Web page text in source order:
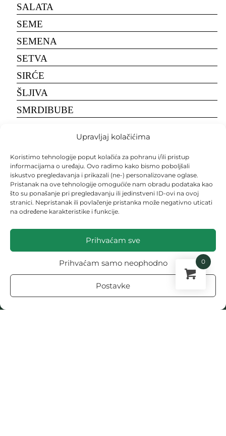
Upravljaj kolačićima
Koristimo tehnologije poput kolačića za pohranu i/ili pristup
informacijama o uređaju. Ovo radimo kako bismo poboljšali
iskustvo pregledavanja i prikazali (ne-) personalizovane oglase.
Pristanak na ove tehnologije omogućiće nam obradu podataka kao
što su ponašanje pri pregledavanju ili jedinstveni ID-ovi na ovoj
stranici. Nepristanak ili povlačenje pristanka može negativno uticati
na određene karakteristike i funkcije.
Prihvaćam sve
Prihvaćam samo neophodno
Postavke
SALATA
SEME
SEMENA
SETVA
SIRĆE
ŠLJIVA
SMRDIBUBE
STENICE
TEKSTOVI
TIKVA
TIKVICA
VOĆARSTVO
ZONE U BAŠTI
0